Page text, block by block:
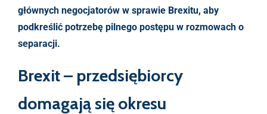
głównych negocjatorów w sprawie Brexitu, aby
podkreślić potrzebę pilnego postępu w rozmowach o
separacji.
Brexit – przedsiębiorcy
domagają się okresu